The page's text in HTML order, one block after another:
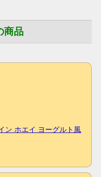
商品
ン ホエイ ヨーグルト風